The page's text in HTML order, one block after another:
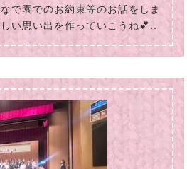
で園でのお約束等のお話をしま
い思い出を作っていこうね💕..